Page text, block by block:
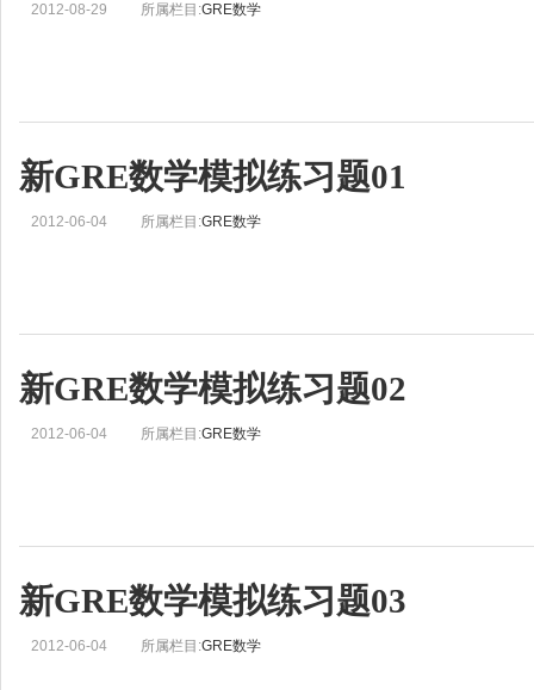
2012-08-29 所属栏目:GRE数学
新GRE数学模拟练习题01
2012-06-04 所属栏目:GRE数学
新GRE数学模拟练习题02
2012-06-04 所属栏目:GRE数学
新GRE数学模拟练习题03
2012-06-04 所属栏目:GRE数学